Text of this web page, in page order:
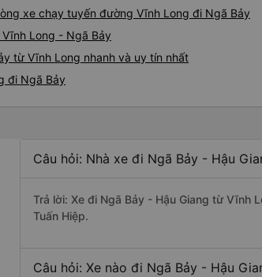
xe chạy tuyến đường Vĩnh Long đi Ngã Bảy
Long - Ngã Bảy
từ Vĩnh Long nhanh và uy tín nhất
đi Ngã Bảy
Câu hỏi: Nhà xe đi Ngã Bảy - Hậu
Trả lời: Xe đi Ngã Bảy - Hậu Giang từ Vĩnh
Tuấn Hiệp.
Câu hỏi: Xe nào đi Ngã Bảy - Hậu